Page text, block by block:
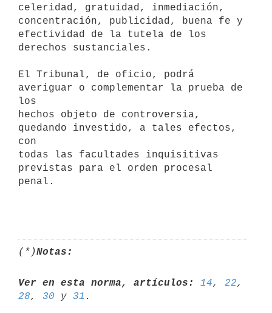
celeridad, gratuidad, inmediación,
concentración, publicidad, buena fe y
efectividad de la tutela de los
derechos sustanciales.
El Tribunal, de oficio, podrá
averiguar o complementar la prueba de
los
hechos objeto de controversia,
quedando investido, a tales efectos,
con
todas las facultades inquisitivas
previstas para el orden procesal
penal.
(*)Notas:
Ver en esta norma, artículos: 14, 22
28, 30 y 31